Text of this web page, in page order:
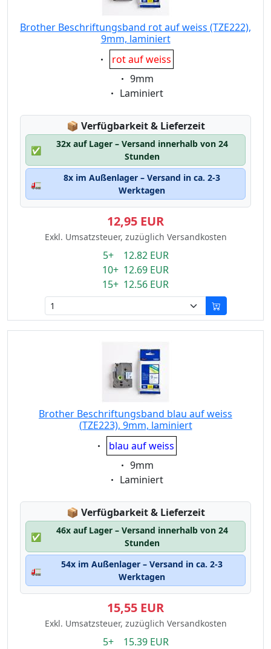
Brother Beschriftungsband rot auf weiss (TZE222),
9mm, laminiert
Eigenschaft:
rot auf weiss
Eigenschaft:
9mm
Eigenschaft:
Laminiert
📦 Lagerstatus:
Verfügbarkeit & Lieferzeit
✅
32x auf Lager – Versand innerhalb von 24
Stunden
🚛
8x im Außenlager – Versand in ca. 2-3
Werktagen
12,95 EUR
Exkl. Umsatzsteuer, zuzüglich Versandkosten
5+ 12.82 EUR
10+ 12.69 EUR
15+ 12.56 EUR
Brother Beschriftungsband blau auf weiss
(TZE223), 9mm, laminiert
Eigenschaft:
blau auf weiss
Eigenschaft:
9mm
Eigenschaft:
Laminiert
📦 Lagerstatus:
Verfügbarkeit & Lieferzeit
✅
46x auf Lager – Versand innerhalb von 24
Stunden
🚛
54x im Außenlager – Versand in ca. 2-3
Werktagen
15,55 EUR
Exkl. Umsatzsteuer, zuzüglich Versandkosten
5+ 15.39 EUR